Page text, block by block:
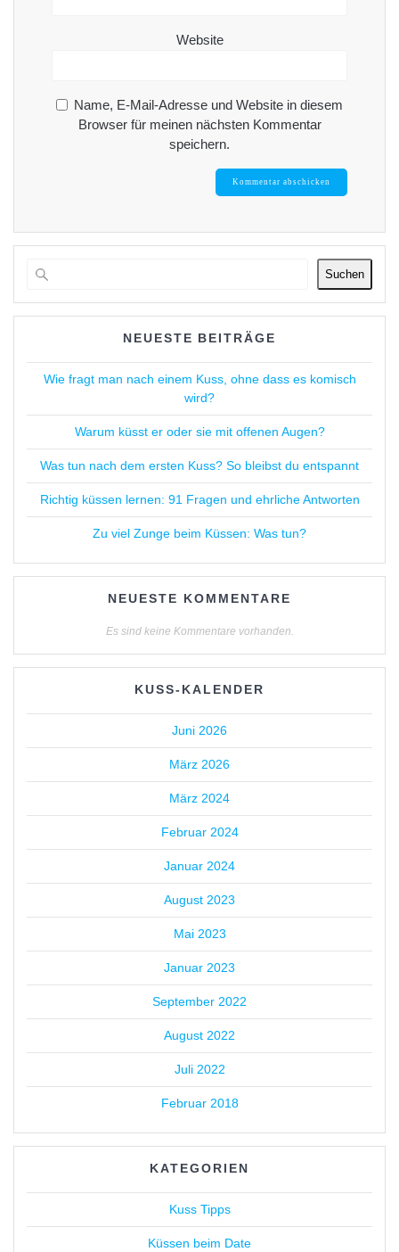
Website
Name, E-Mail-Adresse und Website in diesem
Browser für meinen nächsten Kommentar
speichern.
Suchen
NEUESTE BEITRÄGE
Wie fragt man nach einem Kuss, ohne dass es komisch
wird?
Warum küsst er oder sie mit offenen Augen?
Was tun nach dem ersten Kuss? So bleibst du entspannt
Richtig küssen lernen: 91 Fragen und ehrliche Antworten
Zu viel Zunge beim Küssen: Was tun?
NEUESTE KOMMENTARE
Es sind keine Kommentare vorhanden.
KUSS-KALENDER
Juni 2026
März 2026
März 2024
Februar 2024
Januar 2024
August 2023
Mai 2023
Januar 2023
September 2022
August 2022
Juli 2022
Februar 2018
KATEGORIEN
Kuss Tipps
Küssen beim Date